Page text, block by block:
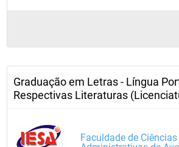
Graduação em Letras - Língua
Respectivas Literaturas
Faculdade de